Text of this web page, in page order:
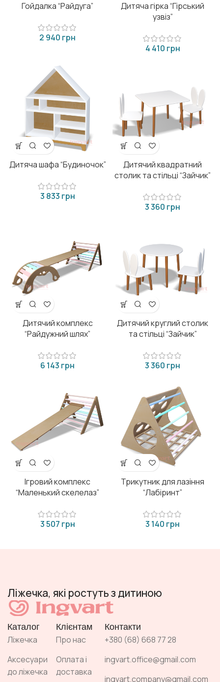
Гойдалка “Райдуга”
грн
Дитяча гірка “Гірський
узвіз”
грн
Дитяча шафа “Будиночок”
грн
Дитячий квадратний
столик та стільці “Зайчик”
грн
Дитячий комплекс
“Райдужний шлях”
грн
Дитячий круглий столик
та стільці “Зайчик”
грн
Ігровий комплекс
“Маленький скелелаз”
грн
Трикутник для лазіння
“Лабіринт”
грн
Ліжечка, які ростуть з дитиною
Каталог
Ліжечка
Аксесуари
до ліжечка
Клієнтам
Про нас
Оплата і
доставка
Контакти
+380 (68) 668 77 28
ingvart.office@gmail.com
ingvart.company@gmail.com